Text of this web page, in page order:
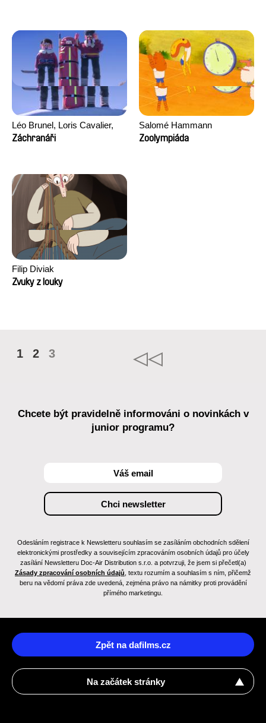
Léo Brunel, Loris Cavalier,
Camille Jalabert, Oscar Malet
Záchranáři
Salomé Hammann
Zoolympiáda
Filip Diviak
Zvuky z louky
1 2 3
Chcete být pravidelně informováni o novinkách v
junior programu?
Odesláním registrace k Newsletteru souhlasím se zasíláním obchodních sdělení
elektronickými prostředky a souvisejícím zpracováním osobních údajů pro účely
zasílání Newsletteru Doc-Air Distribution s.r.o. a potvrzuji, že jsem si přečetl(a)
Zásady zpracování osobních údajů , textu rozumím a souhlasím s ním, přičemž
beru na vědomí práva zde uvedená, zejména právo na námitky proti provádění
přímého marketingu.
Zpět na dafilms.cz
Na začátek stránky